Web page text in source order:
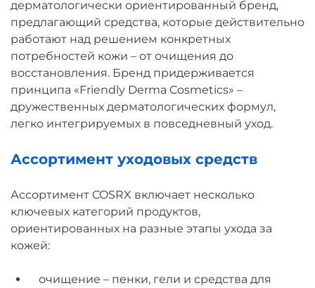
дерматологически ориентированный бренд,
предлагающий средства, которые действительно
работают над решением конкретных
потребностей кожи – от очищения до
восстановления. Бренд придерживается
принципа «Friendly Derma Cosmetics» –
дружественных дерматологических формул,
легко интегрируемых в повседневный уход.
Ассортимент уходовых средств
Ассортимент COSRX включает несколько
ключевых категорий продуктов,
ориентированных на разные этапы ухода за
кожей:
очищение – пенки, гели и средства для